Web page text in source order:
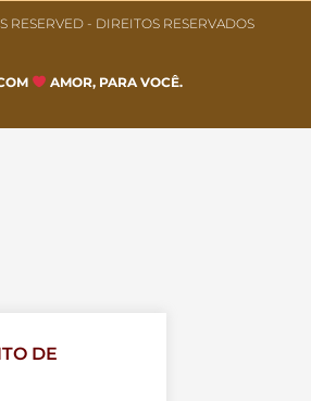
RESERVED​ - DIREITOS RESERVADOS
AMOR, PARA VOCÊ.
DE